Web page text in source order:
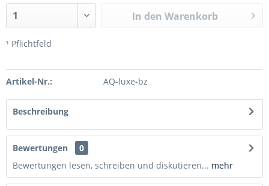
In den Warenkorb
¹ Pflichtfeld
Artikel-Nr.: AQ-luxe-bz
Beschreibung
Bewertungen
0
Bewertungen lesen, schreiben und diskutieren... mehr